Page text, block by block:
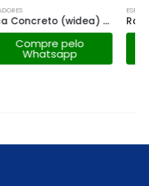
ESPAÇADORES
Ralo Linear Oculto Inox 50cm
Compre pelo
Whatsapp